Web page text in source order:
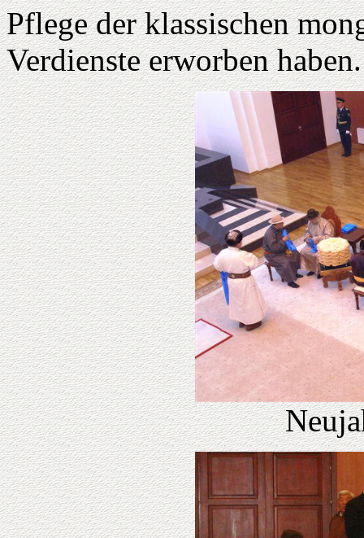
Pflege der klassischen
Verdienste erworben haben.